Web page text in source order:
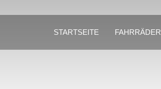
STARTSEITE FAHRRÄDER